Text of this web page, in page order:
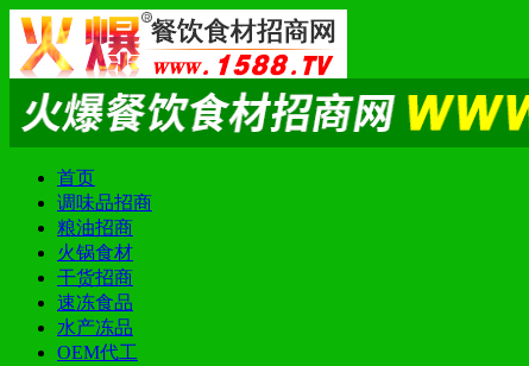
首页
调味品招商
粮油招商
火锅食材
干货招商
速冻食品
水产冻品
OEM代工